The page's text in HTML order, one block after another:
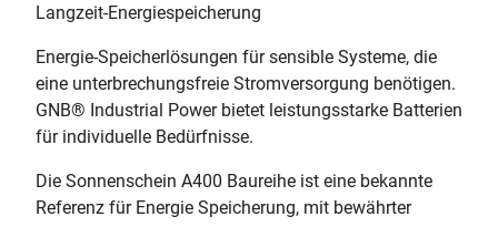
Langzeit-Energiespeicherung
Energie-Speicherlösungen für sensible Systeme, die
eine unterbrechungsfreie Stromversorgung benötigen.
GNB® Industrial Power bietet leistungsstarke Batterien
für individuelle Bedürfnisse.
Die Sonnenschein A400 Baureihe ist eine bekannte
Referenz für Energie Speicherung, mit bewährter